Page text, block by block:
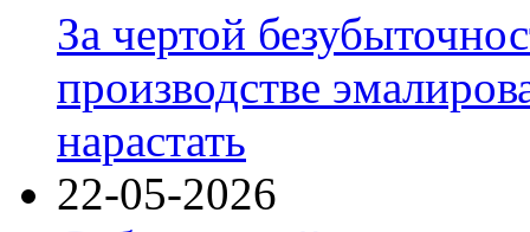
За чертой
производстве
нарастать
22-05-2026